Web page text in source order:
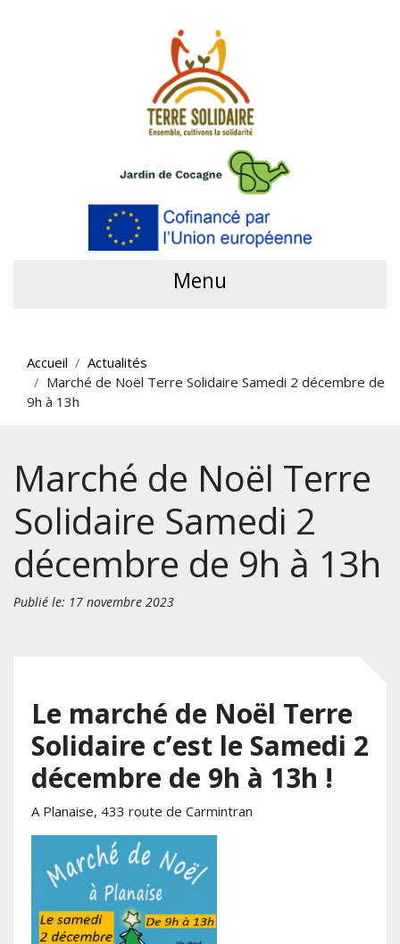
Menu
Accueil
Actualités
Marché de Noël Terre Solidaire Samedi 2 décembre de
9h à 13h
Marché de Noël Terre
Solidaire Samedi 2
décembre de 9h à 13h
Publié le: 17 novembre 2023
Le marché de Noël Terre
Solidaire c’est le Samedi 2
décembre de 9h à 13h !
A Planaise, 433 route de Carmintran